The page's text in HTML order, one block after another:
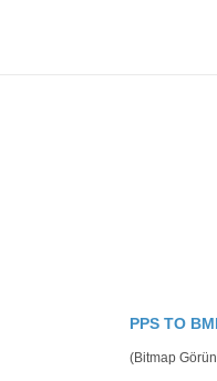
PPS TO
(Bitmap